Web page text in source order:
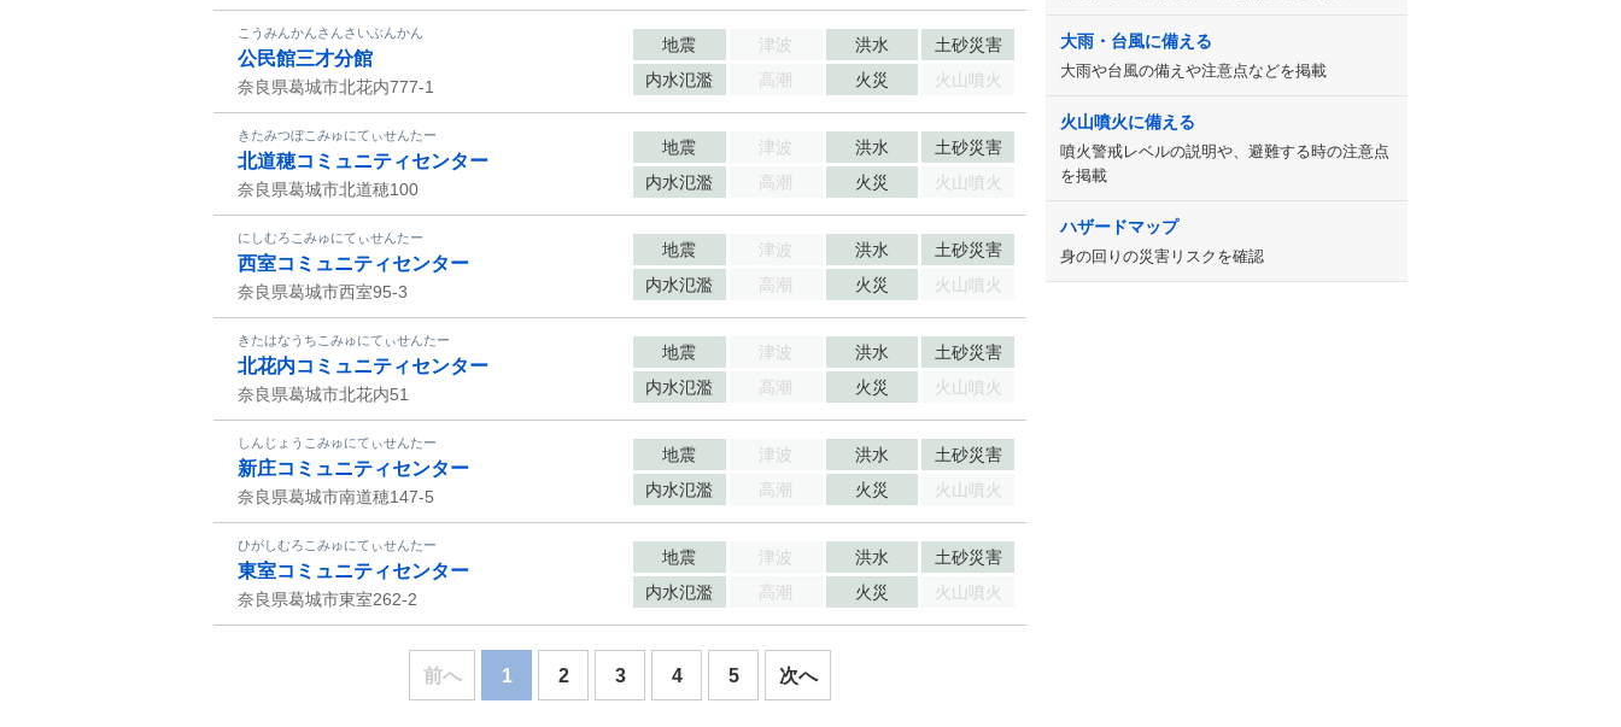
こうみんかんさんさいぶんかん
公民館三才分館
奈良県葛城市北花内777-1
地震 津波 洪水
土砂災害
内水氾濫
高潮 火災 火山噴火
きたみつぼこみゅにてぃせんたー
北道穂コミュニティセンター
奈良県葛城市北道穂100
地震 津波 洪水
土砂災害
内水氾濫
高潮 火災 火山噴火
にしむろこみゅにてぃせんたー
西室コミュニティセンター
奈良県葛城市西室95-3
地震 津波 洪水
土砂災害
内水氾濫
高潮 火災 火山噴火
きたはなうちこみゅにてぃせんたー
北花内コミュニティセンター
奈良県葛城市北花内51
地震 津波 洪水
土砂災害
内水氾濫
高潮 火災 火山噴火
しんじょうこみゅにてぃせんたー
新庄コミュニティセンター
奈良県葛城市南道穂147-5
地震 津波 洪水
土砂災害
内水氾濫
高潮 火災 火山噴火
ひがしむろこみゅにてぃせんたー
東室コミュニティセンター
奈良県葛城市東室262-2
地震 津波 洪水
土砂災害
内水氾濫
高潮 火災 火山噴火
前へ 1 2 3 4 5 次へ
大雨・台風に備える
大雨や台風の備えや注意点などを掲載
火山噴火に備える
噴火警戒レベルの説明や、避難する時の注意点
を掲載
ハザードマップ
身の回りの災害リスクを確認